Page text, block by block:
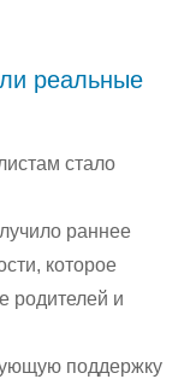
реальные
стало
раннее
которое
родителей и
поддержку